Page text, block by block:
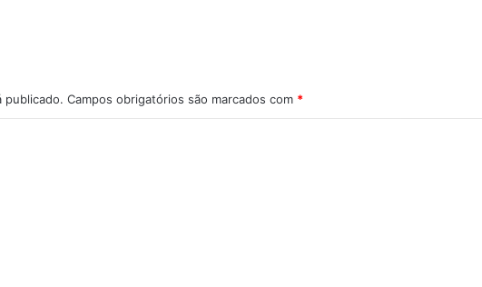
publicado. Campos obrigatórios são marcados com *